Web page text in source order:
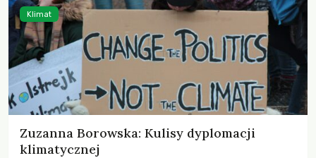
Zuzanna Borowska: Kulisy dyplomacji
klimatycznej
Klimat